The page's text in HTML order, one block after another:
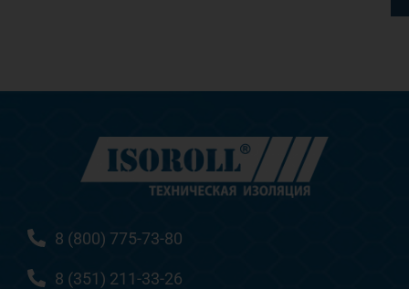
8 (800) 775-73-80
8 (351) 211-33-26